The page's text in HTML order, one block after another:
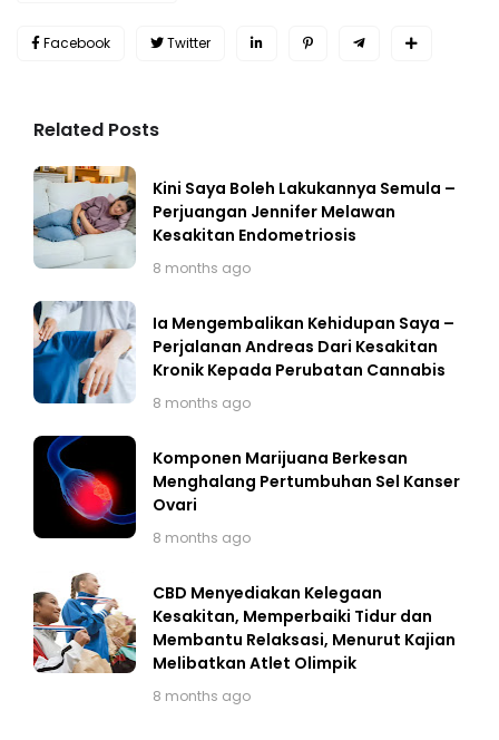
Facebook Twitter
Related Posts
Kini Saya Boleh Lakukannya Semula –
Perjuangan Jennifer Melawan
Kesakitan Endometriosis
8 months ago
Ia Mengembalikan Kehidupan Saya –
Perjalanan Andreas Dari Kesakitan
Kronik Kepada Perubatan Cannabis
8 months ago
Komponen Marijuana Berkesan
Menghalang Pertumbuhan Sel Kanser
Ovari
8 months ago
CBD Menyediakan Kelegaan
Kesakitan, Memperbaiki Tidur dan
Membantu Relaksasi, Menurut Kajian
Melibatkan Atlet Olimpik
8 months ago